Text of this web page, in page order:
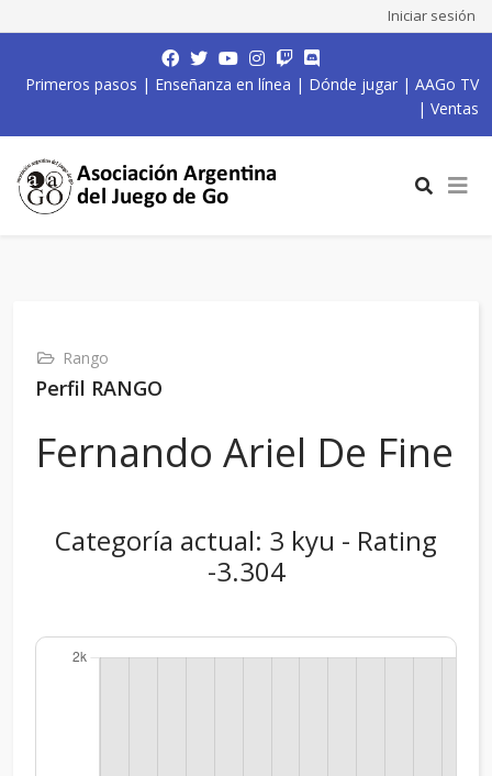
Iniciar sesión
Primeros pasos | Enseñanza en línea | Dónde jugar | AAGo TV
| Ventas
Rango
Perfil RANGO
Fernando Ariel De Fine
Categoría actual: 3 kyu - Rating
-3.304